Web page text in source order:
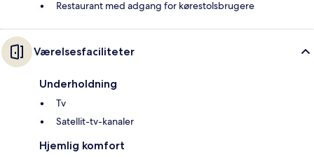
Restaurant med adgang for kørestolsbrugere
Værelsesfaciliteter
Underholdning
Tv
Satellit-tv-kanaler
Hjemlig komfort